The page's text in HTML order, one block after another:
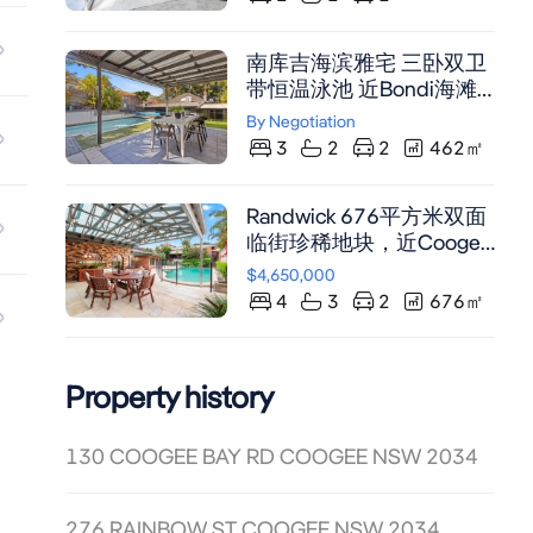
南库吉海滨雅宅 三卧双卫
带恒温泳池 近Bondi海滩
与名校
By Negotiation
3 2 2 462㎡
Randwick 676平方米双面
临街珍稀地块，近Coogee
海滩与The Spot餐饮区，
含工作室及泳池娱乐区，
$4,650,000
4 3 2 676㎡
Property history
130 COOGEE BAY RD COOGEE NSW 2034